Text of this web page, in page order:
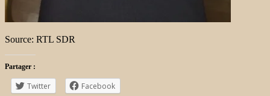
Source: RTL SDR
Partager :
Twitter Facebook